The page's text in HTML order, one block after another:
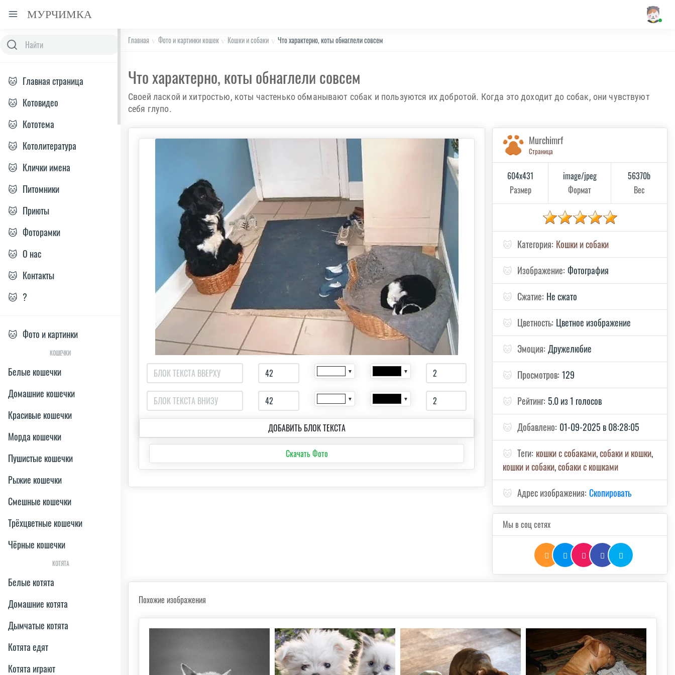
МУРЧИМКА
🐱 Главная страница
🐱 Котовидео
🐱 Кототема
🐱 Котолитература
🐱 Клички имена
🐱 Питомники
🐱 Приюты
🐱 Фоторамки
🐱 О нас
🐱 Контакты
🐱 ?
🐱 Фото и картинки
КОШЕЧКИ
Белые кошечки
Домашние кошечки
Красивые кошечки
Морда кошечки
Пушистые кошечки
Рыжие кошечки
Смешные кошечки
Трёхцветные кошечки
Чёрные кошечки
КОТЯТА
Белые котята
Домашние котята
Дымчатые котята
Котята едят
Котята играют
Главная Фото и картинки кошек Кошки и собаки Что характерно, коты обнаглели совсем
Что характерно, коты обнаглели совсем
Своей лаской и хитростью, коты частенько обманывают собак и пользуются их добротой. Когда это доходит до собак, они чувствуют
себя глупо.
▼ ▼
▼ ▼
ДОБАВИТЬ БЛОК ТЕКСТА
Скачать Фото
Murchimrf
Страница
604x431
Размер
image/jpeg
Формат
56370b
Вес
🐱 Категория: Кошки и собаки
🐱 Изображение: Фотография
🐱 Сжатие: Не сжато
🐱 Цветность: Цветное изображение
🐱 Эмоция: Дружелюбие
🐱 Просмотров: 129
🐱 Рейтинг: 5.0 из 1 голосов
🐱 Добавлено: 01-09-2025 в 08:28:05
🐱 Теги: кошки с собаками,собаки и кошки,
кошки и собаки,собаки с кошками
🐱 Адрес изображения: Скопировать
Мы в соц сетях
Похожие изображения